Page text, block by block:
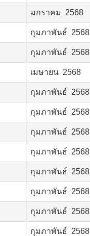
มกราคม 2568
กุมภาพันธ์ 2568
กุมภาพันธ์ 2568
เมษายน 2568
กุมภาพันธ์ 2568
กุมภาพันธ์ 2568
กุมภาพันธ์ 2568
กุมภาพันธ์ 2568
กุมภาพันธ์ 2568
กุมภาพันธ์ 2568
กุมภาพันธ์ 2568
กุมภาพันธ์ 2568